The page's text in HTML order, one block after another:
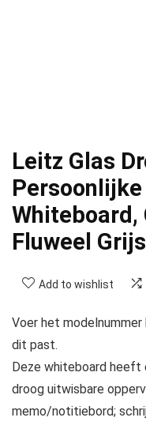
Leitz Glas
Persoonlijke
Whiteboard,
Fluweel
Add to wishlist
Voer het
dit past.
Deze whiteboard
droog uitwisbare
memo/notitiebord;